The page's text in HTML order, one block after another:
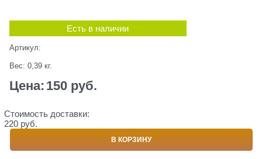
Есть в наличии
Артикул:
Вес: 0,39 кг.
Цена: 150 руб.
Стоимость доставки:
220 руб.
В КОРЗИНУ